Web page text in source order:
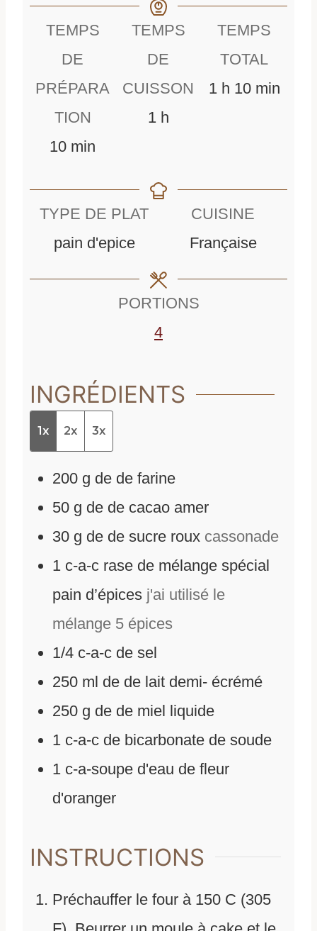
TEMPS
DE
PRÉPARA
TION
10m
u
min
TEMPS
DE
CUISSON
1 h
r
h
TEMPS
TOTAL
1 hh 10mmin
TYPE DE PLAT
pain d'epice
CUISINE
Française
PORTIONS
4
INGRÉDIENTS
1x 2x 3x
200 g de de farine
50 g de de cacao amer
30 g de de sucre roux cassonade
1 c-a-c rase de mélange spécial
pain d’épices j'ai utilisé le
mélange 5 épices
1/4 c-a-c de sel
250 ml de de lait demi- écrémé
250 g de de miel liquide
1 c-a-c de bicarbonate de soude
1 c-a-soupe d'eau de fleur
d'oranger
INSTRUCTIONS
Préchauffer le four à 150 C (305